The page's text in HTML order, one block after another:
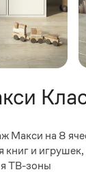
Макси на 8
книг и
ТВ-зоны